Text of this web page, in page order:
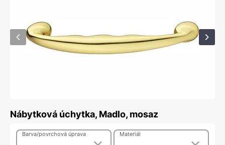
Nábytková úchytka, Madlo, mosaz
Barva/povrchová úprava Materiál